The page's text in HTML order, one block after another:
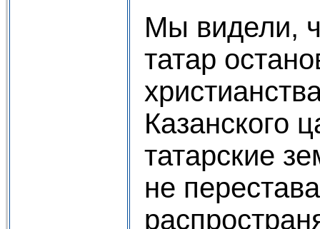
Мы видели,
татар
Казанского
татарские
не